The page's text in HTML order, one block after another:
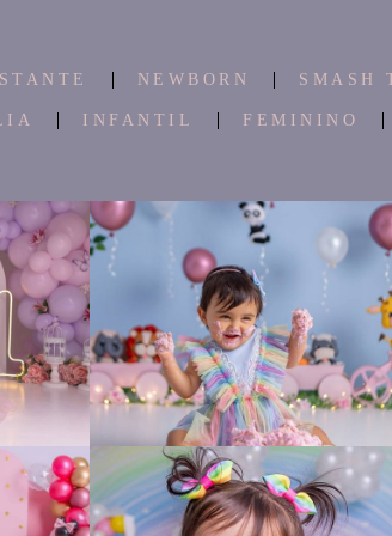
NEWBORN SMASH
INFANTIL FEMININO
1225